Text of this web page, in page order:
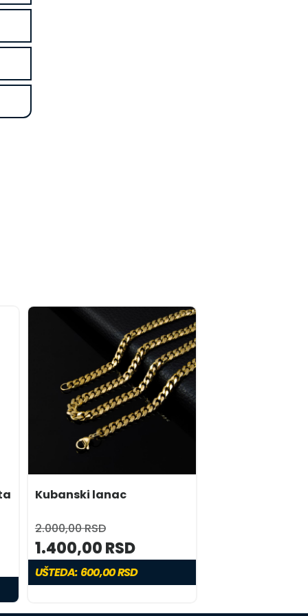
Kubanski lanac
2.000,00 RSD
1.400,00 RSD
UŠTEDA: 600,00 RSD